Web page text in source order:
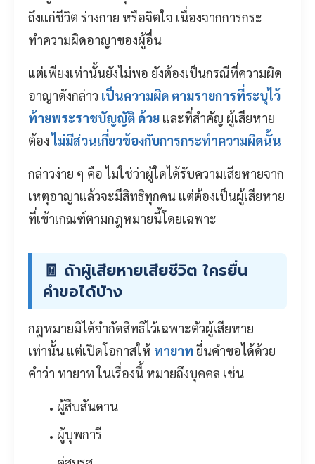
ถึงแก่ชีวิต ร่างกาย หรือจิตใจ เนื่องจากการกระ
ทำความผิดอาญาของผู้อื่น
แต่เพียงเท่านั้นยังไม่พอ ยังต้องเป็นกรณีที่ความผิด
อาญาดังกล่าว เป็นความผิด ตามรายการที่ระบุไว้
ท้ายพระราชบัญญัติ ด้วย และที่สำคัญ ผู้เสียหาย
ต้องไม่มีส่วนเกี่ยวข้องกับการกระทำความผิดนั้น
กล่าวง่าย ๆ คือ ไม่ใช่ว่าผู้ใดได้รับความเสียหายจาก
เหตุอาญาแล้วจะมีสิทธิทุกคน แต่ต้องเป็นผู้เสียหาย
ที่เข้าเกณฑ์ตามกฎหมายนี้โดยเฉพาะ
🧾 ถ้าผู้เสียหายเสียชีวิต ใครยื่น
คำขอได้บ้าง
กฎหมายมิได้จำกัดสิทธิไว้เฉพาะตัวผู้เสียหาย
เท่านั้น แต่เปิดโอกาสให้ ทายาท ยื่นคำขอได้ด้วย
คำว่า ทายาท ในเรื่องนี้ หมายถึงบุคคล เช่น
ผู้สืบสันดาน
ผู้บุพการี